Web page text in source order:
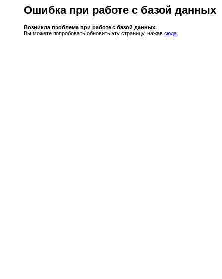
Ошибка при работе с базой данных
Возникла проблема при работе с базой данных.
Вы можете попробовать обновить эту страницу, нажав сюда